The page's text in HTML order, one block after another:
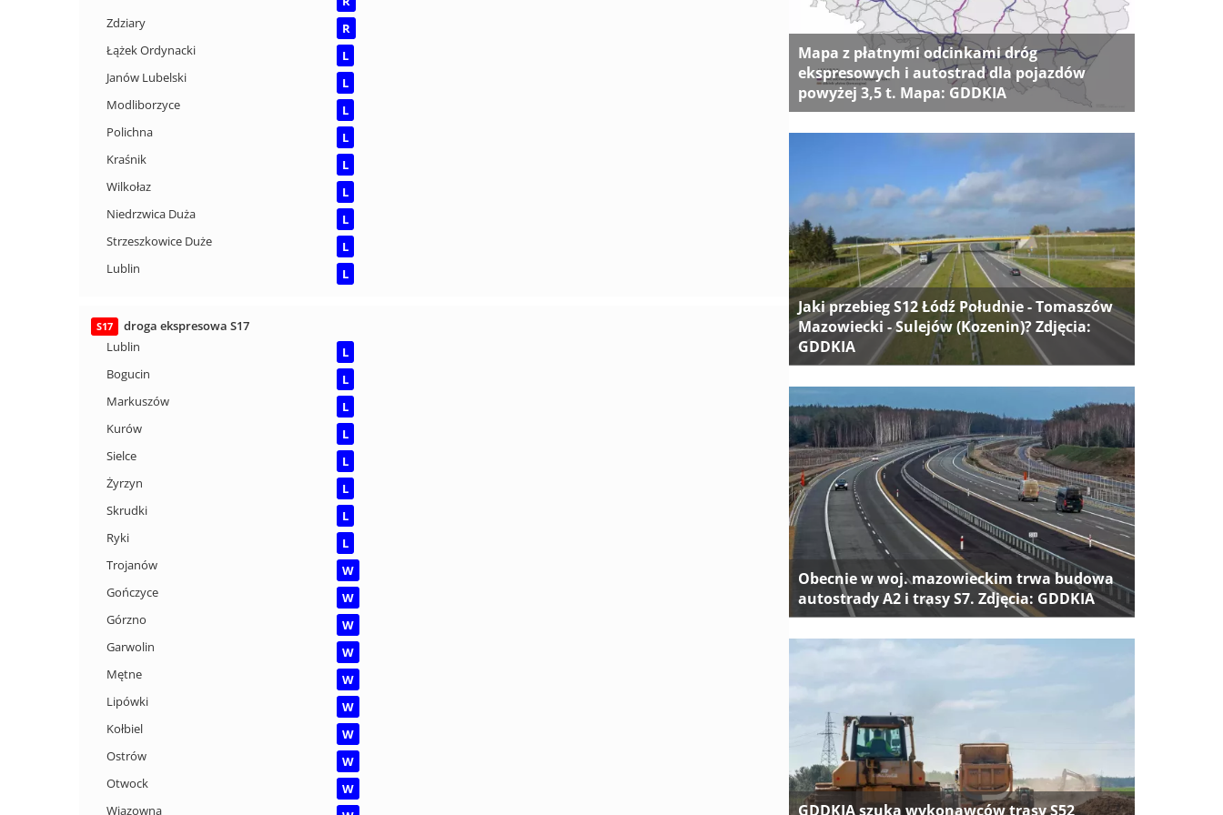
Zdziary
R
Łążek Ordynacki
L
Janów Lubelski
L
Modliborzyce
L
Polichna
L
Kraśnik
L
Wilkołaz
L
Niedrzwica Duża
L
Strzeszkowice Duże
L
Lublin
L
S17
droga ekspresowa S17
Lublin
L
Bogucin
L
Markuszów
L
Kurów
L
Sielce
L
Żyrzyn
L
Skrudki
L
Ryki
L
Trojanów
W
Gończyce
W
Górzno
W
Garwolin
W
Mętne
W
Lipówki
W
Kołbiel
W
Ostrów
W
Otwock
W
Wiązowna
Mapa z płatnymi odcinkami dróg
ekspresowych i autostrad dla pojazdów
powyżej 3,5 t. Mapa: GDDKIA
Jaki przebieg S12 Łódź Południe - Tomaszów
Mazowiecki - Sulejów (Kozenin)? Zdjęcia:
GDDKIA
Obecnie w woj. mazowieckim trwa budowa
autostrady A2 i trasy S7. Zdjęcia: GDDKIA
GDDKIA szuka wykonawców trasy S52